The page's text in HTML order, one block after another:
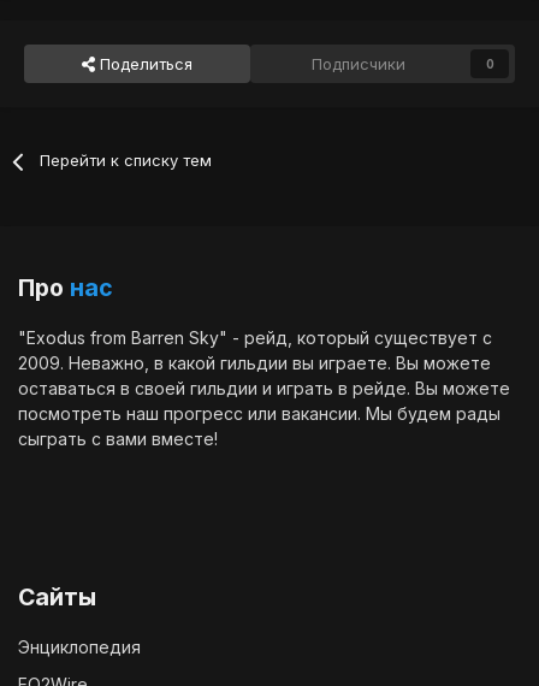
Поделиться Подписчики 0
Перейти к списку тем
Про нас
"Exodus from Barren Sky" - рейд, который существует с
2009. Неважно, в какой гильдии вы играете. Вы можете
оставаться в своей гильдии и играть в рейде. Вы можете
посмотреть наш прогресс или вакансии. Мы будем рады
сыграть с вами вместе!
Сайты
Энциклопедия